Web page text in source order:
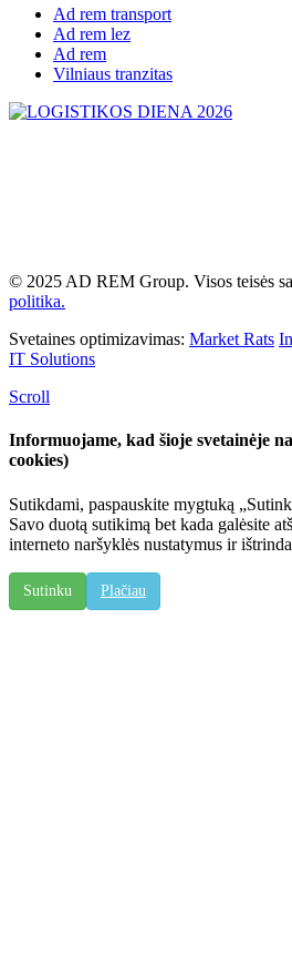
Ad rem transport
Ad rem lez
Ad rem
Vilniaus tranzitas
© 2025 AD REM Group. Visos teisės
politika.
Svetaines optimizavimas: Market Rats
IT Solutions
Scroll
Informuojame, kad šioje svetainėje
cookies)
Sutikdami, paspauskite mygtuką
Savo duotą sutikimą bet kada galėsite
interneto naršyklės nustatymus ir
Sutinku Plačiau